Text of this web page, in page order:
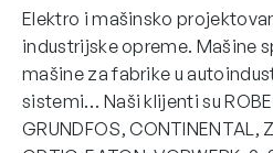
Elektro i mašinsko
industrijske opreme. Mašine
mašine za fabrike u
sistemi… Naši klijenti su
GRUNDFOS, CONTINENTAL,